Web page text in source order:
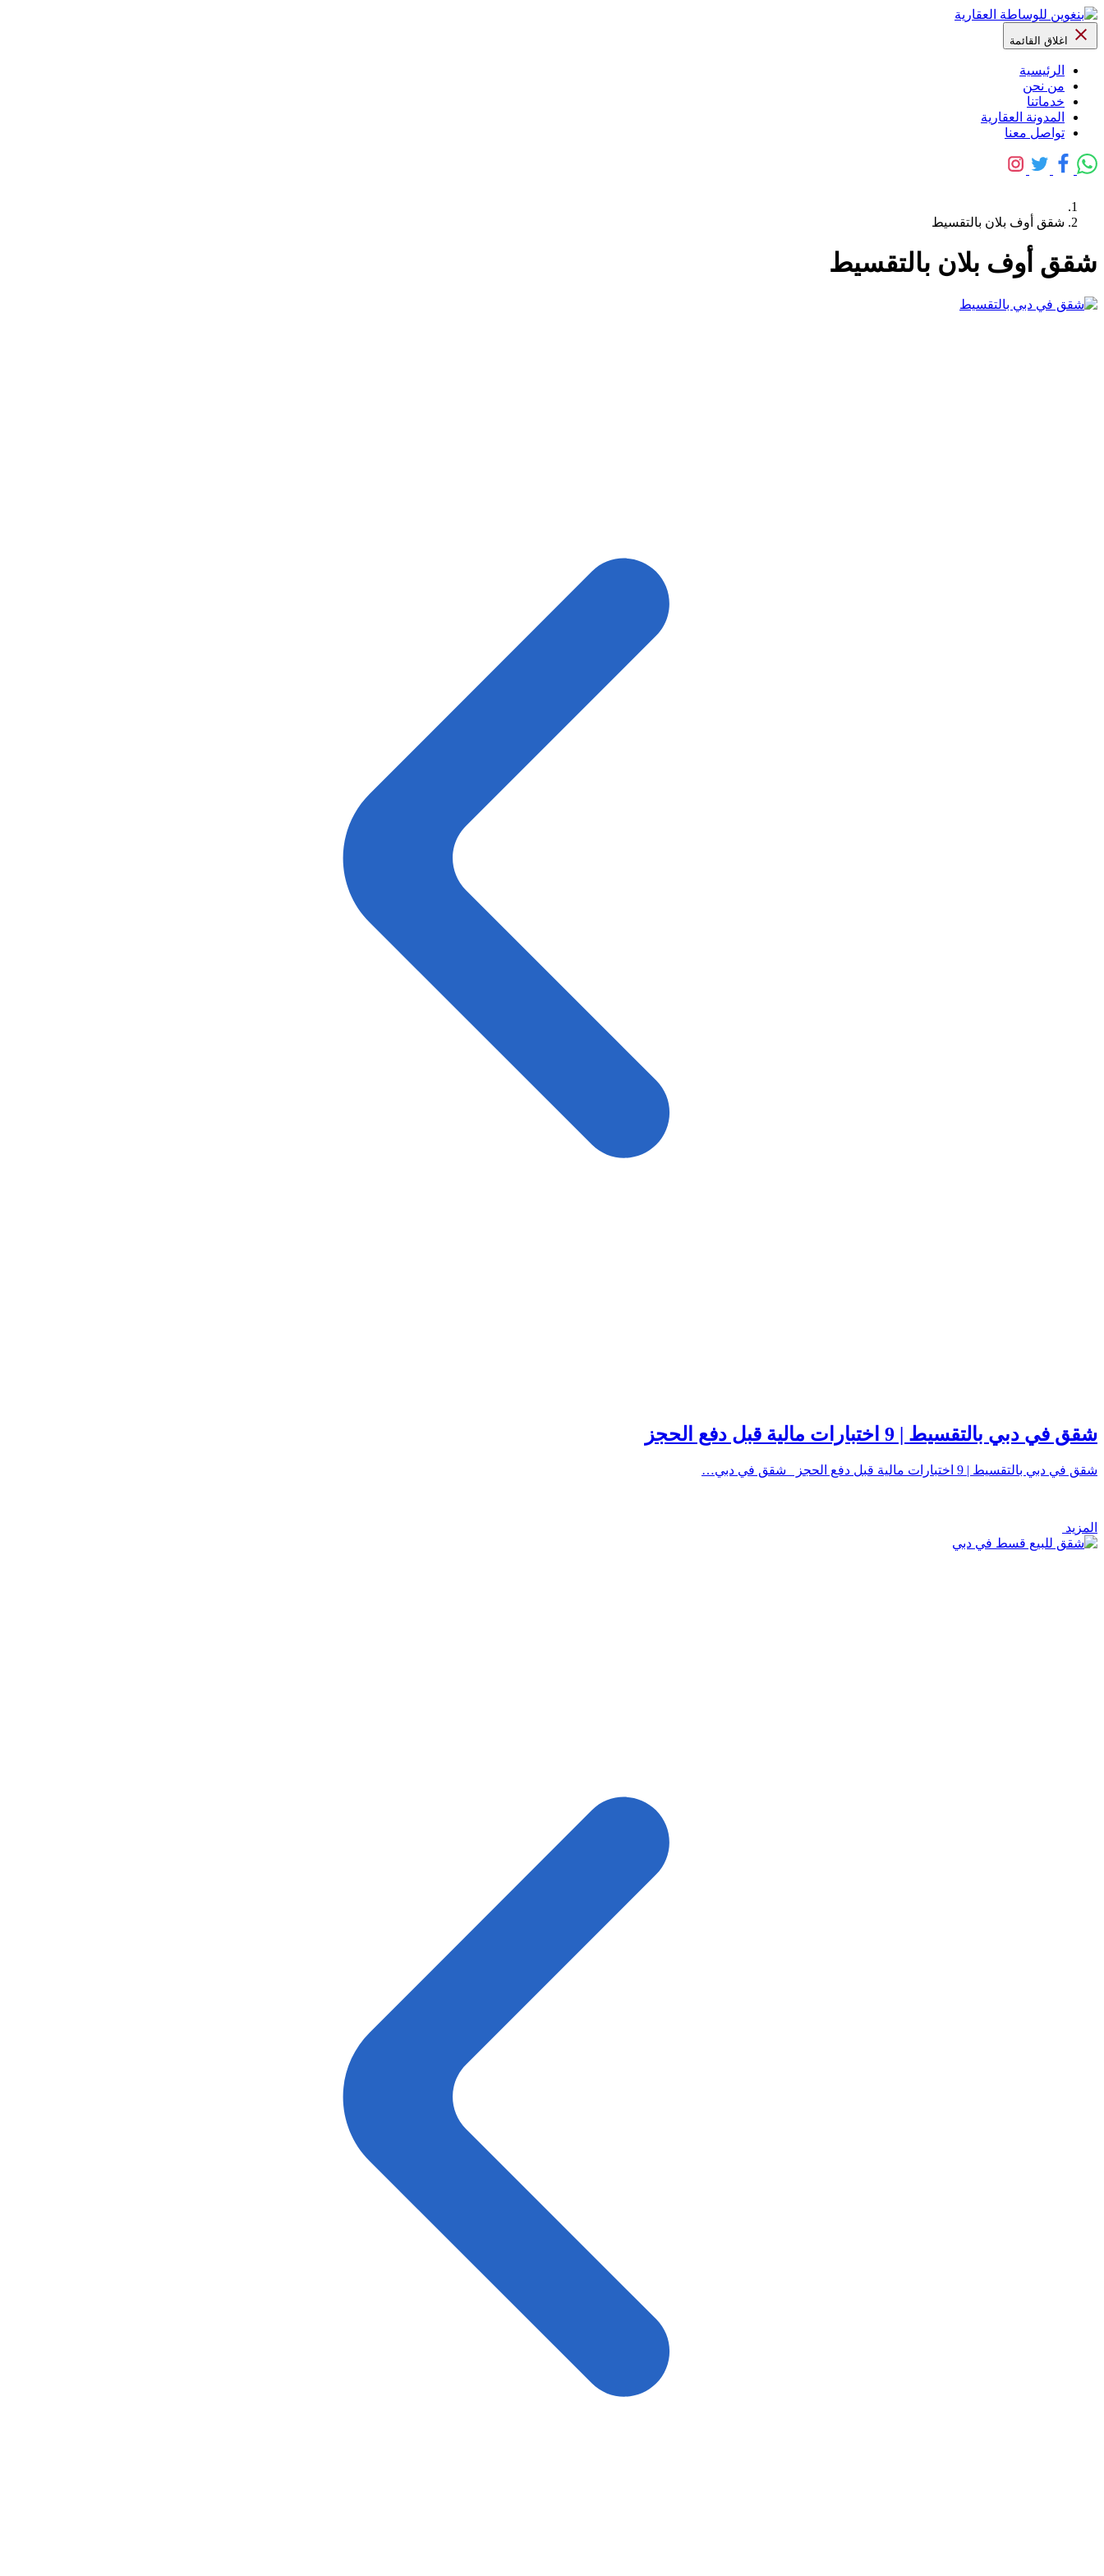
اغلاق القائمة
الرئيسية
من نحن
خدماتنا
المدونة العقارية
تواصل معنا
شقق أوف بلان بالتقسيط
شقق أوف بلان بالتقسيط
شقق في دبي بالتقسيط | 9 اختبارات مالية قبل دفع الحجز
شقق في دبي بالتقسيط | 9 اختبارات مالية قبل دفع الحجز شقق في دبي…
المزيد